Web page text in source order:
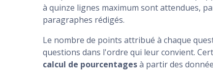
à quinze lignes maximum sont attendues,
paragraphes rédigés.
Le nombre de points attribué à chaque
questions dans l'ordre qui leur convient.
calcul de pourcentagesà partir des